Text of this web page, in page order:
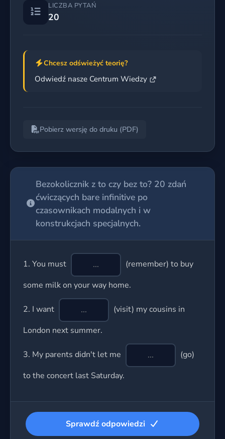
LICZBA PYTAŃ
20
Chcesz odświeżyć teorię?
Odwiedź nasze Centrum Wiedzy
Pobierz wersję do druku (PDF)
Bezokolicznik z to czy bez to? 20 zdań
ćwiczących bare infinitive po
czasownikach modalnych i w
konstrukcjach specjalnych.
1. You must
(remember) to buy
some milk on your way home.
2. I want
(visit) my cousins in
London next summer.
3. My parents didn't let me
(go)
to the concert last Saturday.
Sprawdź odpowiedzi